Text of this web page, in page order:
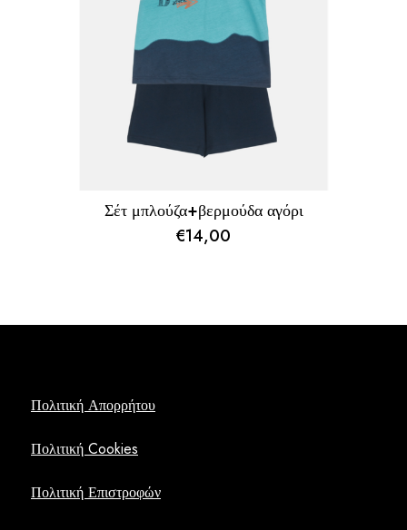
Σέτ μπλούζα+βερμούδα αγόρι
€14,00
Πολιτική Απορρήτου
Πολιτική Cookies
Πολιτική Επιστροφών